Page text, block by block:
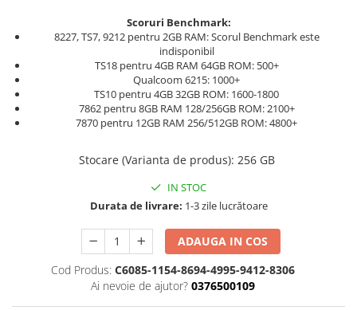
Scoruri Benchmark:
8227, TS7, 9212 pentru 2GB RAM: Scorul Benchmark este
indisponibil
TS18 pentru 4GB RAM 64GB ROM: 500+
Qualcoom 6215: 1000+
TS10 pentru 4GB 32GB ROM: 1600-1800
7862 pentru 8GB RAM 128/256GB ROM: 2100+
7870 pentru 12GB RAM 256/512GB ROM: 4800+
Stocare (Varianta de produs): 256 GB
IN STOC
Durata de livrare: 1-3 zile lucrătoare
ADAUGA IN COS
Cod Produs: C6085-1154-8694-4995-9412-8306
Ai nevoie de ajutor? 0376500109